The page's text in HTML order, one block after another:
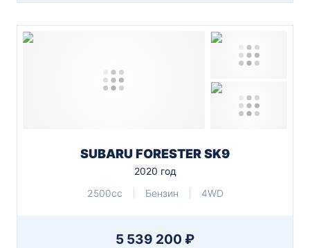
SUBARU FORESTER SK9
2020 год
2500cc
Бензин 4WD
5 539 200 ₽